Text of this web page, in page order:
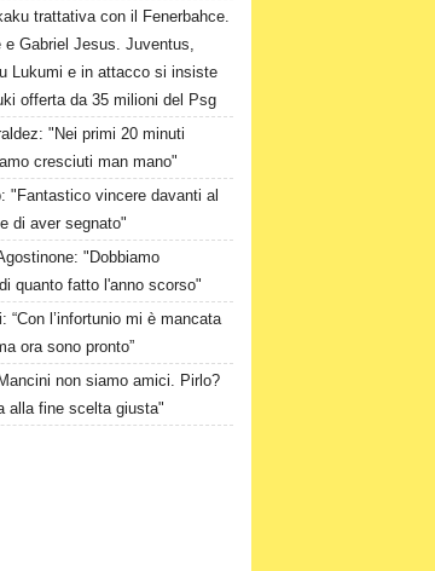
trattativa con il Fenerbahce.
e Gabriel Jesus. Juventus,
Lukumi e in attacco si insiste
offerta da 35 milioni del Psg
"Nei primi 20 minuti
cresciuti man mano"
"Fantastico vincere davanti al
di aver segnato"
"Dobbiamo
quanto fatto l'anno scorso"
“Con l’infortunio mi è mancata
ora sono pronto”
non siamo amici. Pirlo?
alla fine scelta giusta"